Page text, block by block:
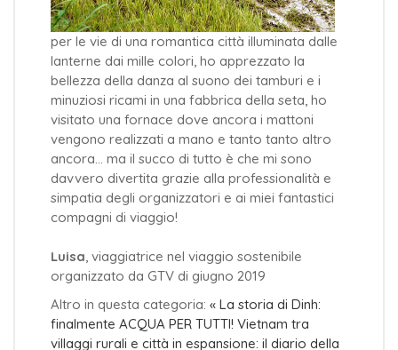
per le vie di una romantica città illuminata dalle
lanterne dai mille colori, ho apprezzato la
bellezza della danza al suono dei tamburi e i
minuziosi ricami in una fabbrica della seta, ho
visitato una fornace dove ancora i mattoni
vengono realizzati a mano e tanto tanto altro
ancora... ma il succo di tutto è che mi sono
davvero divertita grazie alla professionalità e
simpatia degli organizzatori e ai miei fantastici
compagni di viaggio!
Luisa , viaggiatrice nel viaggio sostenibile
organizzato da GTV di giugno 2019
Altro in questa categoria: « La storia di Dinh:
finalmente ACQUA PER TUTTI! Vietnam tra
villaggi rurali e città in espansione: il diario della